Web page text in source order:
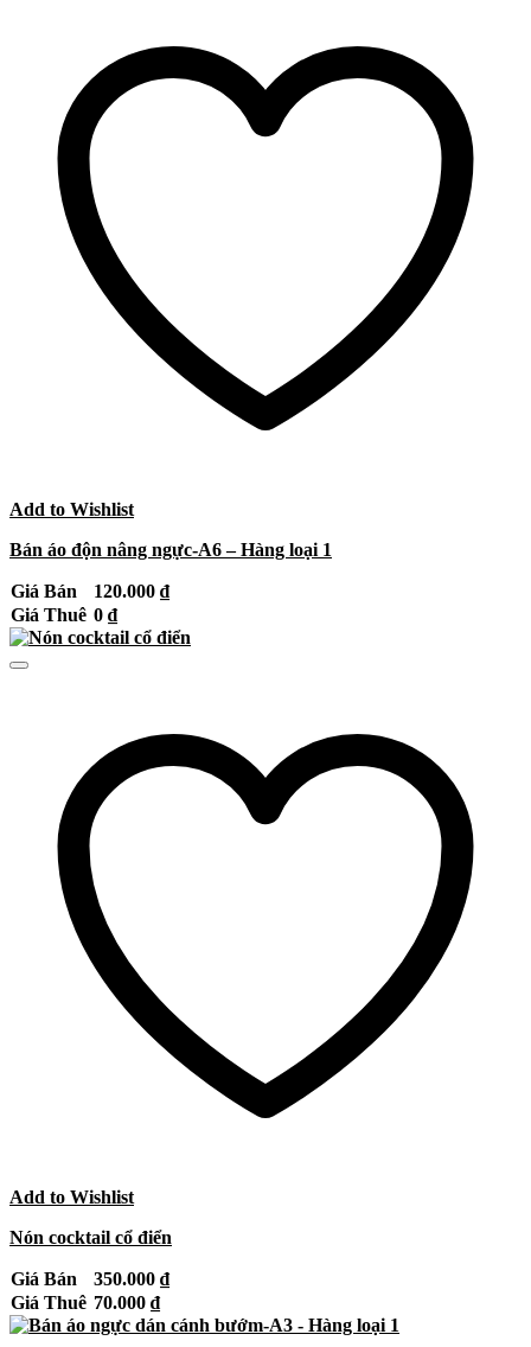
Add to Wishlist
Bán áo độn nâng ngực-A6 – Hàng loại 1
Giá Bán 120.000 ₫
Giá Thuê 0 ₫
Add to Wishlist
Nón cocktail cổ điển
Giá Bán 350.000 ₫
Giá Thuê 70.000 ₫